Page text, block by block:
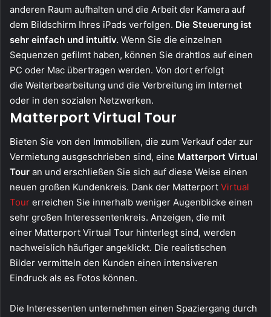
anderen Raum aufhalten und die Arbeit der Kamera auf
dem Bildschirm Ihres iPads verfolgen. Die Steuerung ist
sehr einfach und intuitiv. Wenn Sie die einzelnen
Sequenzen gefilmt haben, können Sie drahtlos auf einen
PC oder Mac übertragen werden. Von dort erfolgt
die Weiterbearbeitung und die Verbreitung im Internet
oder in den sozialen Netzwerken.
Matterport Virtual Tour
Bieten Sie von den Immobilien, die zum Verkauf oder zur
Vermietung ausgeschrieben sind, eine Matterport Virtual
Tour an und erschließen Sie sich auf diese Weise einen
neuen großen Kundenkreis. Dank der Matterport Virtual
Tour erreichen Sie innerhalb weniger Augenblicke einen
sehr großen Interessentenkreis. Anzeigen, die mit
einer Matterport Virtual Tour hinterlegt sind, werden
nachweislich häufiger angeklickt. Die realistischen
Bilder vermitteln den Kunden einen intensiveren
Eindruck als es Fotos können.
Die Interessenten unternehmen einen Spaziergang durch